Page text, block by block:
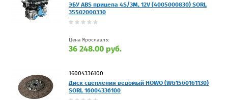
ЭБУ ABS прицепа 4S/3M, 12V (4005000830) SORL
35502000330
Цена Ярославль:
36 248.00 руб.
16004336100
Диск сцепления ведомый HOWO (WG1560161130)
SORL 16004336100